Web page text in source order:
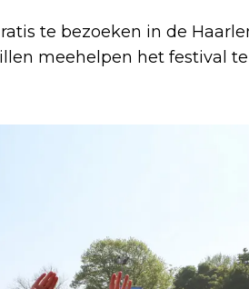
te bezoeken in de
meehelpen het festival